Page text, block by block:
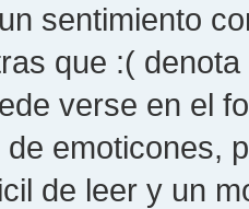
sentimiento
que :(
verse en el
emoticones,
de leer y un